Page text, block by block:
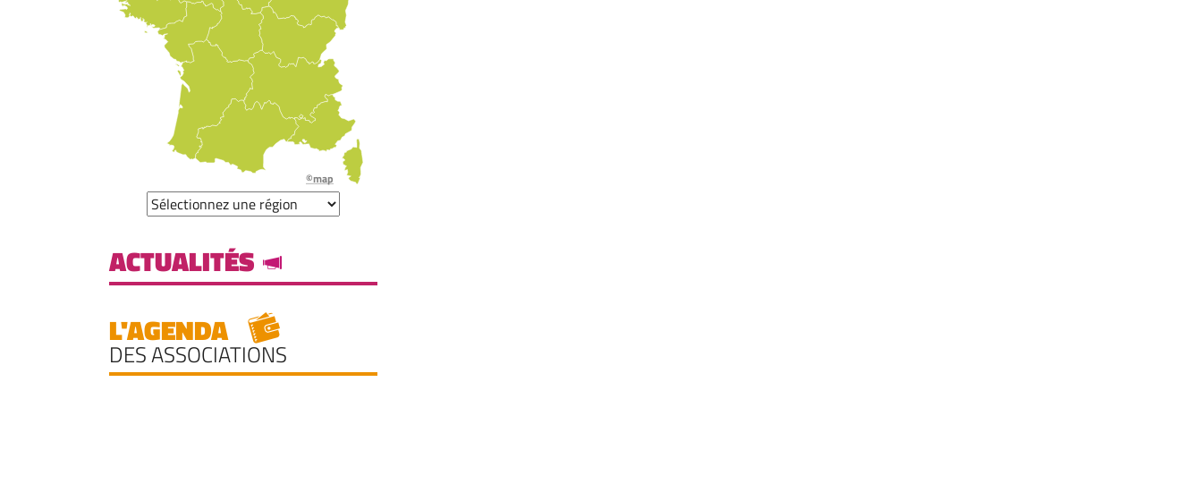
©map
ACTUALITÉS
L'AGENDA
DES ASSOCIATIONS